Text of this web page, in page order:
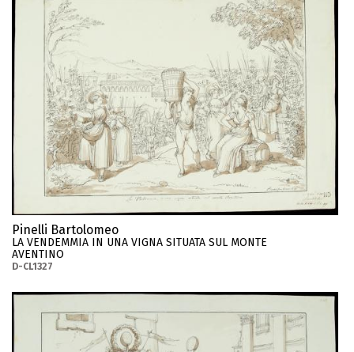
Pinelli Bartolomeo
LA VENDEMMIA IN UNA VIGNA SITUATA SUL MONTE
AVENTINO
D-CL1327